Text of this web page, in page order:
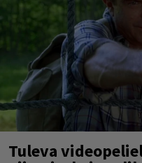
Tuleva